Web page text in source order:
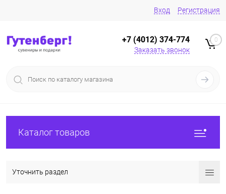
Вход Регистрация
+7 (4012) 374-774
Заказать звонок
0
Каталог товаров
Уточнить раздел